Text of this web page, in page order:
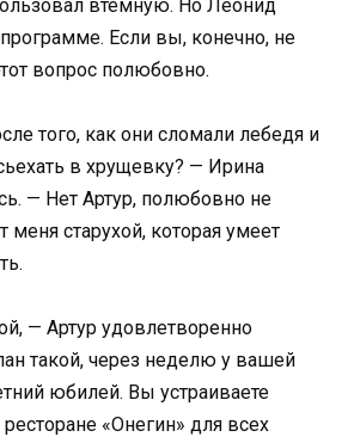
втемную. Но Леонид
Если вы, конечно, не
вопрос полюбовно.
того, как они сломали лебедя и
в хрущевку? — Ирина
— Нет Артур, полюбовно не
меня старухой, которая умеет
— Артур удовлетворенно
такой, через неделю у вашей
юбилей. Вы устраиваете
«Онегин» для всех